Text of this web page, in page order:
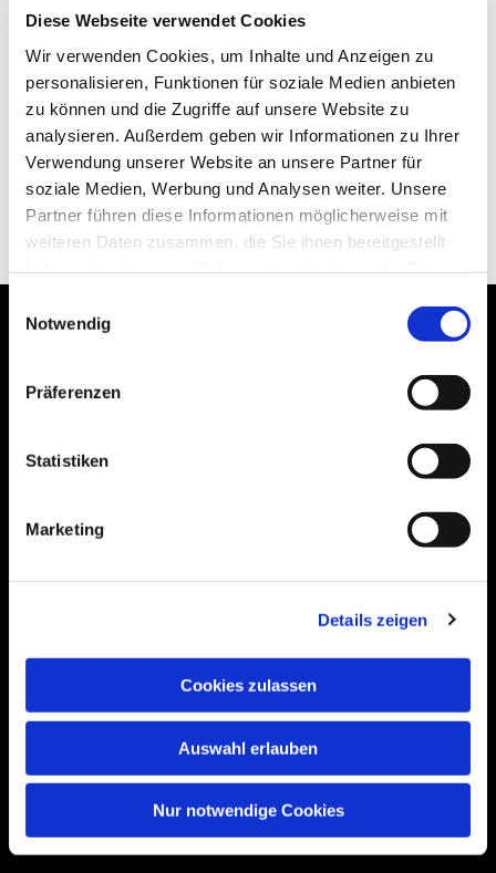
Diese Webseite verwendet Cookies
Wir verwenden Cookies, um Inhalte und Anzeigen zu
personalisieren, Funktionen für soziale Medien anbieten
zu können und die Zugriffe auf unsere Website zu
analysieren. Außerdem geben wir Informationen zu Ihrer
Verwendung unserer Website an unsere Partner für
soziale Medien, Werbung und Analysen weiter. Unsere
Partner führen diese Informationen möglicherweise mit
weiteren Daten zusammen, die Sie ihnen bereitgestellt
Notwendig
Präferenzen
Statistiken
Marketing
Details zeigen
Cookies zulassen
Auswahl erlauben
Nur notwendige Cookies
Bogenstraße 4A
Bitte akzeptieren Sie Marketing-Cookies,
Erklärung zur Barrierefreiheit